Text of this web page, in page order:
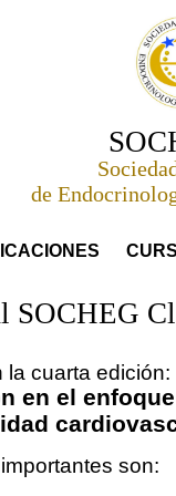
de
SOCHEG
la cuarta edición:
en el
son: